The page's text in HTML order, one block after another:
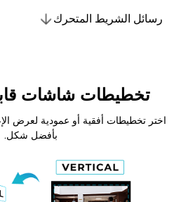
رسائل الشريط المتحرك
تخطيطات شاشات
اختر تخطيطات أفقية أو عمودية لعرض
بأفضل شكل.